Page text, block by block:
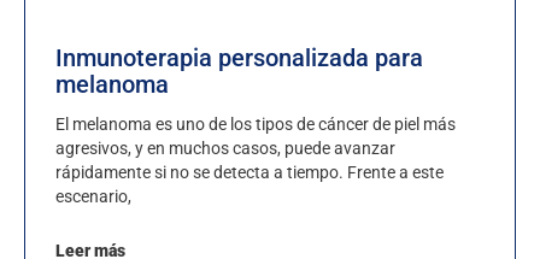
Inmunoterapia personalizada para
melanoma
El melanoma es uno de los tipos de cáncer de piel más
agresivos, y en muchos casos, puede avanzar
rápidamente si no se detecta a tiempo. Frente a este
escenario,
Leer más